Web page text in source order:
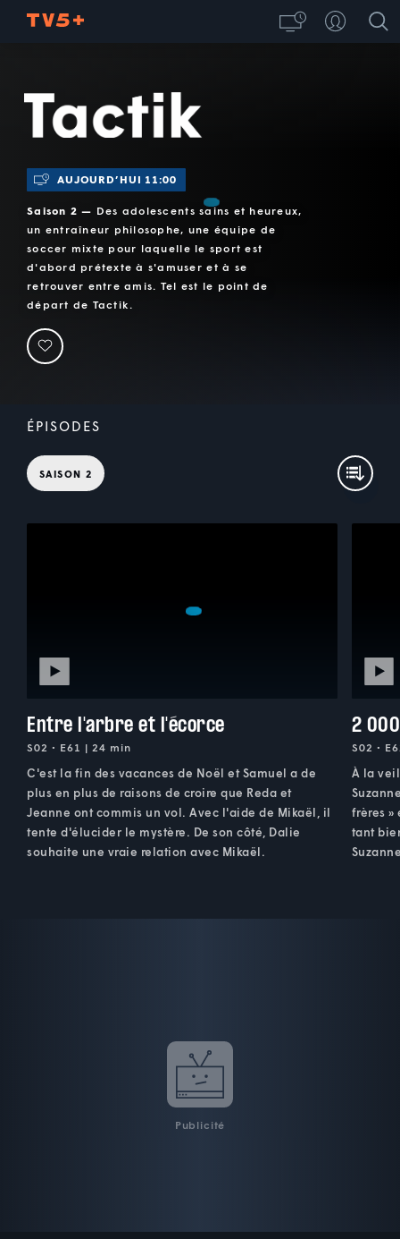
AUJOURD’HUI 11:00
Saison 2 — Des adolescents sains et heureux,
un entraîneur philosophe, une équipe de
soccer mixte pour laquelle le sport est
d'abord prétexte à s'amuser et à se
retrouver entre amis. Tel est le point de
départ de Tactik.
ÉPISODES
SAISON 2
Entre l'arbre et l'écorce
S02 • E61 | 24 min
C'est la fin des vacances de Noël et Samuel a de
plus en plus de raisons de croire que Reda et
Jeanne ont commis un vol. Avec l'aide de Mikaël, il
tente d'élucider le mystère. De son côté, Dalie
souhaite une vraie relation avec Mikaël.
2
S02 •
À la
frères »
tant
Publicité